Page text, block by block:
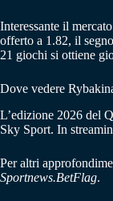
Interessante il
offerto a 1.82, il
21 giochi si ottiene
Dove vedere
L’edizione 2026 del
Sky Sport. In
Per altri
Sportnews.BetFlag.